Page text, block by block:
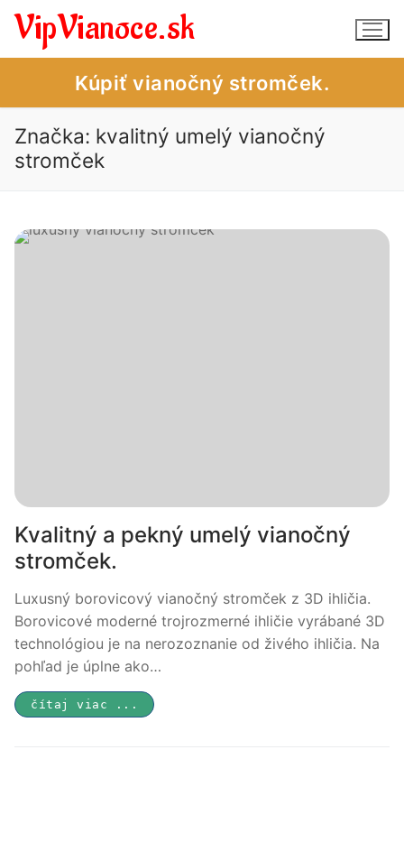
Preskočiť
obsah
VipVianoce.sk
Kúpiť vianočný stromček.
Značka: kvalitný umelý vianočný
stromček
Kvalitný a pekný umelý vianočný
stromček.
Luxusný borovicový vianočný stromček z 3D ihličia.
Borovicové moderné trojrozmerné ihličie vyrábané 3D
technológiou je na nerozoznanie od živého ihličia. Na
pohľad je úplne ako…
čítaj viac ...